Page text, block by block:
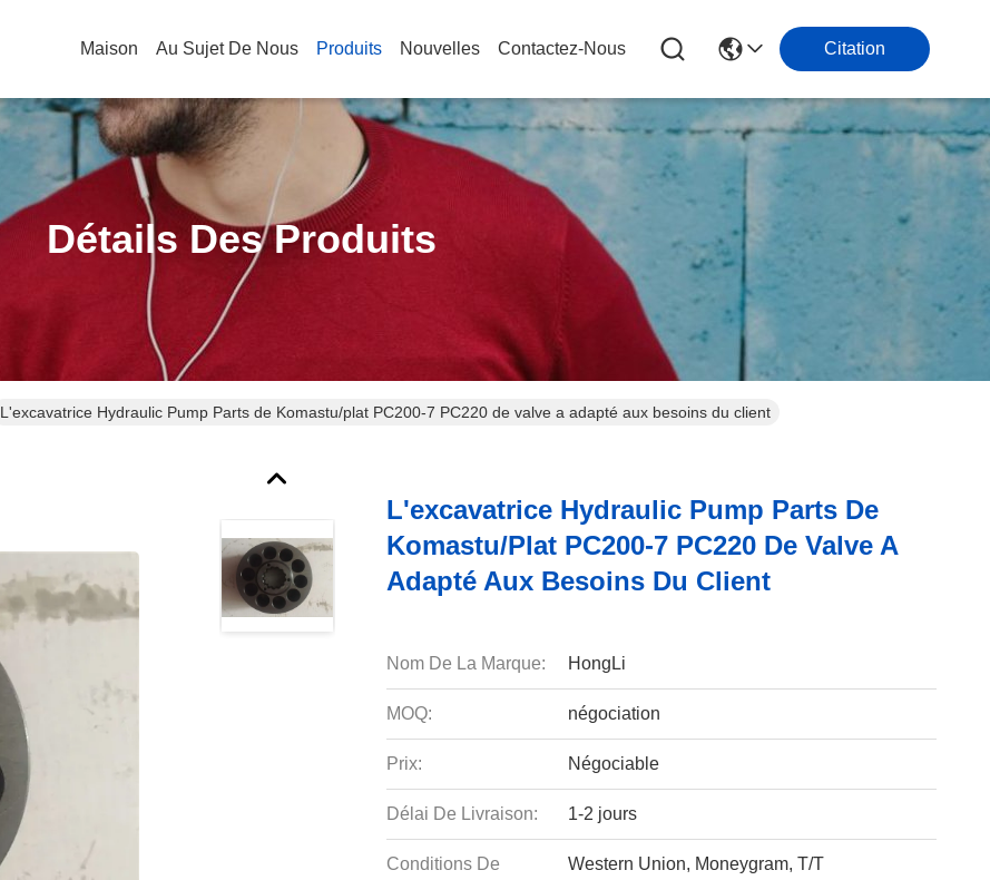
Maison Au Sujet De Nous Produits Nouvelles Contactez-Nous Citation
Détails Des Produits
L'excavatrice Hydraulic Pump Parts de Komastu/plat PC200-7 PC220 de valve a adapté aux besoins du client
L'excavatrice Hydraulic Pump Parts De
Komastu/plat PC200-7 PC220 De Valve A
Adapté Aux Besoins Du Client
Nom De La Marque: HongLi
MOQ: négociation
Prix: Négociable
Délai De Livraison: 1-2 jours
Conditions De
Western Union, Moneygram, T/T